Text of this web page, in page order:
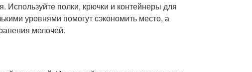
Используйте полки, крючки и контейнеры для
уровнями помогут сэкономить место, а
мелочей.